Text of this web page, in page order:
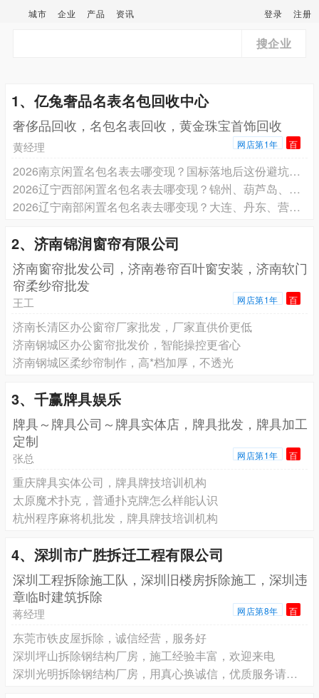
城市 企业 产品 资讯 登录 注册
搜企业
1、亿兔奢品名表名包回收中心
奢侈品回收，名包名表回收，黄金珠宝首饰回收
黄经理 网店第1年 百
2026南京闲置名包名表去哪变现？国标落地后这份避坑指南请收好
2026辽宁西部闲置名包名表去哪变现？锦州、葫芦岛、盘锦、朝阳、阜新五城避坑指南请收好
2026辽宁南部闲置名包名表去哪变现？大连、丹东、营口三城避坑指南请收好
2、济南锦润窗帘有限公司
济南窗帘批发公司，济南卷帘百叶窗安装，济南软门
帘柔纱帘批发
王工 网店第1年 百
济南‌长清区办公窗帘厂家批发，厂家直供价更低
济南钢城区‌办公窗帘批发价，智能操控更省心
济南钢城区‌柔纱帘制作，高*档加厚，不透光
3、千赢牌具娱乐
牌具～牌具公司～牌具实体店，牌具批发，牌具加工
定制
张总 网店第1年 百
重庆牌具实体公司，牌具牌技培训机构
太原魔术扑克，普通扑克牌怎么样能认识
杭州程序麻将机批发，牌具牌技培训机构
4、深圳市广胜拆迁工程有限公司
深圳工程拆除施工队，深圳旧楼房拆除施工，深圳违
章临时建筑拆除
蒋经理 网店第8年 百
东莞市铁皮屋拆除，诚信经营，服务好
深圳坪山拆除钢结构厂房，施工经验丰富，欢迎来电
深圳光明拆除钢结构厂房，用真心换诚信，优质服务请放心